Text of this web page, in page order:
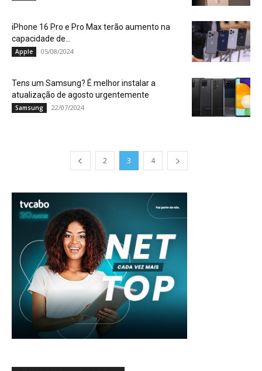
iPhone 16 Pro e Pro Max terão aumento na
capacidade de...
Apple 05/08/2024
Tens um Samsung? É melhor instalar a
atualização de agosto urgentemente
Samsung 22/07/2024
2 3 4